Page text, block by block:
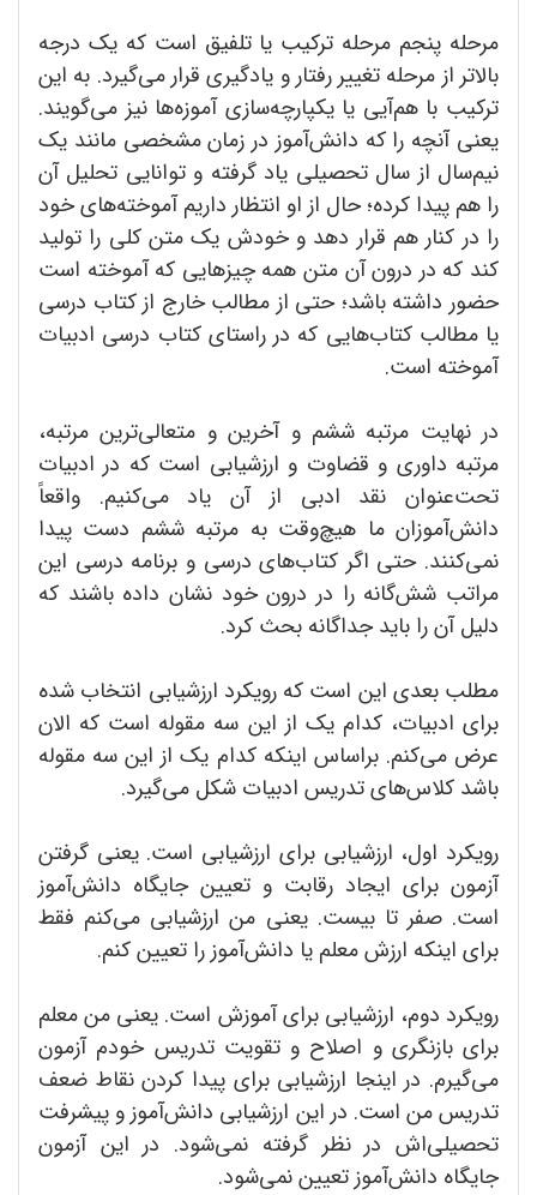
مرحله پنجم مرحله ترکیب یا تلفیق است که یک درجه
بالاتر از مرحله تغییر رفتار و یادگیری قرار می‌گیرد. به این
ترکیب با هم‌آیی یا یکپارچه‌سازی آموزه‌ها نیز می‌گویند.
یعنی آنچه را که دانش‌آموز در زمان مشخصی مانند یک
نیم‌سال از سال تحصیلی یاد گرفته و توانایی تحلیل آن
را هم پیدا کرده؛ حال از او انتظار داریم آموخته‌های خود
را در کنار هم قرار دهد و خودش یک متن کلی را تولید
کند که در درون آن متن همه چیزهایی که آموخته است
حضور داشته باشد؛ حتی از مطالب خارج از کتاب درسی
یا مطالب کتاب‌هایی که در راستای کتاب درسی ادبیات
آموخته است.
در نهایت مرتبه ششم و آخرین و متعالی‌ترین مرتبه،
مرتبه داوری و قضاوت و ارزشیابی است که در ادبیات
تحت‌عنوان نقد ادبی از آن یاد می‌کنیم. واقعاً
دانش‌آموزان ما هیچ‌وقت به مرتبه ششم دست پیدا
نمی‌کنند. حتی اگر کتاب‌های درسی و برنامه درسی این
مراتب شش‌گانه را در درون خود نشان داده باشند که
دلیل آن را باید جداگانه بحث کرد.
مطلب بعدی این است که رویکرد ارزشیابی انتخاب شده
برای ادبیات، کدام یک از این سه مقوله است که الان
عرض می‌کنم. براساس اینکه کدام یک از این سه مقوله
باشد کلاس‌های تدریس ادبیات شکل می‌گیرد.
رویکرد اول، ارزشیابی برای ارزشیابی است. یعنی گرفتن
آزمون برای ایجاد رقابت و تعیین جایگاه دانش‌آموز
است. صفر تا بیست. یعنی من ارزشیابی می‌کنم فقط
برای اینکه ارزش معلم یا دانش‌آموز را تعیین کنم.
رویکرد دوم، ارزشیابی برای آموزش است. یعنی من معلم
برای بازنگری و اصلاح و تقویت تدریس خودم آزمون
می‌گیرم. در اینجا ارزشیابی برای پیدا کردن نقاط ضعف
تدریس من است. در این ارزشیابی دانش‌آموز و پیشرفت
تحصیلی‌اش در نظر گرفته نمی‌شود. در این آزمون
جایگاه دانش‌آموز تعیین نمی‌شود.